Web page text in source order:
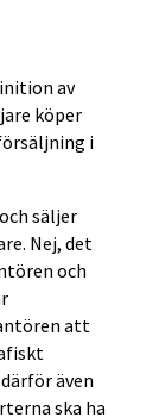
av
köper
i
säljer
Nej, det
och
att
även
ska ha